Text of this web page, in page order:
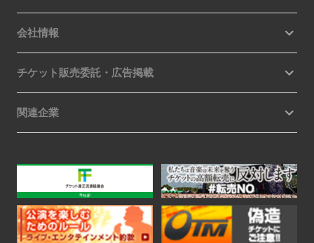
会社情報
チケット販売委託・広告掲載
関連企業